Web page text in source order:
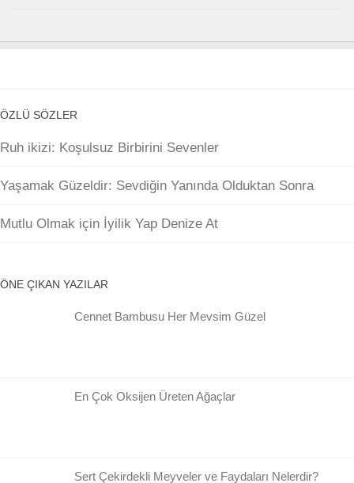
ÖZLÜ SÖZLER
Ruh ikizi: Koşulsuz Birbirini Sevenler
Yaşamak Güzeldir: Sevdiğin Yanında Olduktan Sonra
Mutlu Olmak için İyilik Yap Denize At
ÖNE ÇIKAN YAZILAR
Cennet Bambusu Her Mevsim Güzel
En Çok Oksijen Üreten Ağaçlar
Sert Çekirdekli Meyveler ve Faydaları Nelerdir?